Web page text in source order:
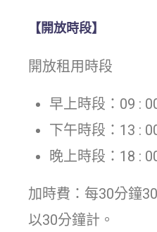
【開放時段】
開放租用時段
早上時段：09 :
下午時段：13 :
晚上時段：18 :
加時費：每30分鐘
以30分鐘計。